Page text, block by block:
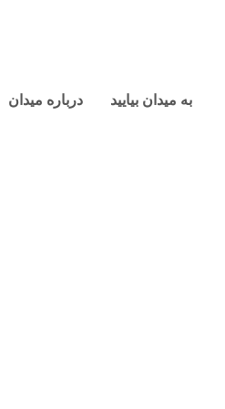
به میدان بیایید درباره میدان